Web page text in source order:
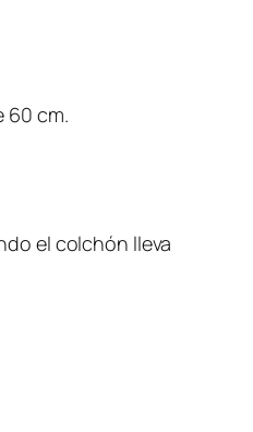
60 cm.
el colchón lleva